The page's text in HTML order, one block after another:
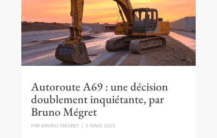
Autoroute A69 : une décision
doublement inquiétante, par
Bruno Mégret
PAR BRUNO MÉGRET| 3 MARS 2025